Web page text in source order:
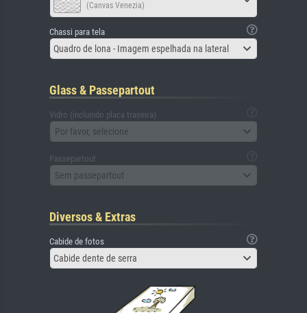
(Canvas Venezia)
Chassi para tela
Quadro de lona - Imagem espelhada na lateral
Glass & Passepartout
Vidro (incluindo placa traseira)
Por favor, selecione
Passepartout
Sem passepartout
Diversos & Extras
Cabide de fotos
Cabide dente de serra